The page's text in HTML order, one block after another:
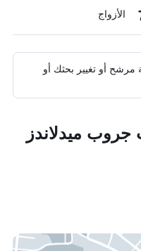
الأزواج
مرشح أو تغيير بحثك أو
ميدلاندز